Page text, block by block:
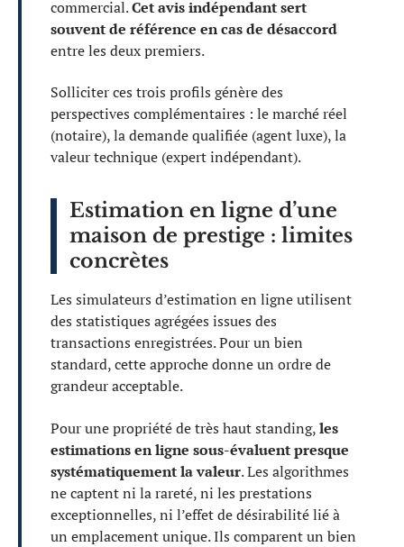
commercial.Cet avis indépendant sert
souvent de référence en cas de désaccord
entre les deux premiers.
Solliciter ces trois profils génère des
perspectives complémentaires : le marché réel
(notaire), la demande qualifiée (agent luxe), la
valeur technique (expert indépendant).
Estimation en ligne d’une
maison de prestige : limites
concrètes
Les simulateurs d’estimation en ligne utilisent
des statistiques agrégées issues des
transactions enregistrées. Pour un bien
standard, cette approche donne un ordre de
grandeur acceptable.
Pour une propriété de très haut standing,les
estimations en ligne sous-évaluent presque
systématiquement la valeur. Les algorithmes
ne captent ni la rareté, ni les prestations
exceptionnelles, ni l’effet de désirabilité lié à
un emplacement unique. Ils comparent un bien